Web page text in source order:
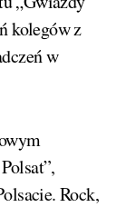
kolegów z
w
Rock,